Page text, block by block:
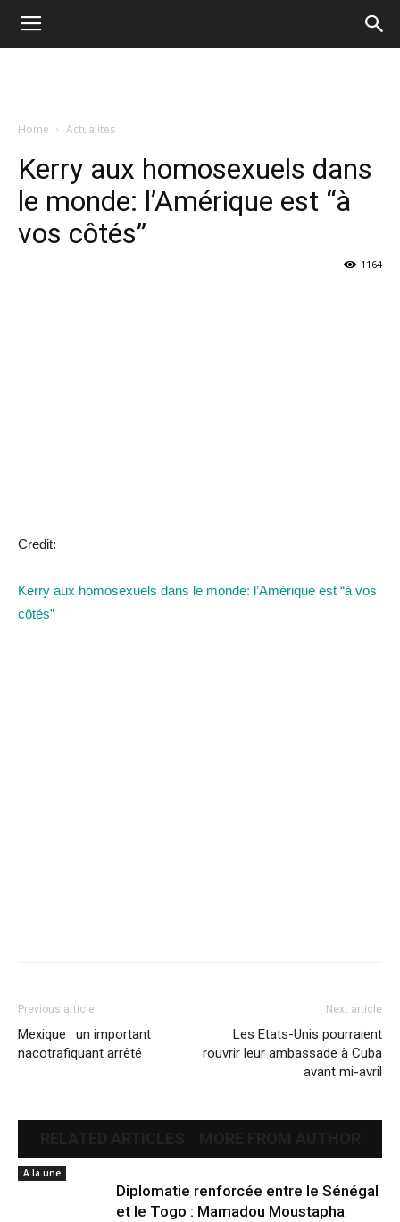
Home Actualites
Kerry aux homosexuels dans
le monde: l’Amérique est “à
vos côtés”
1164
Credit:
Kerry aux homosexuels dans le monde: l’Amérique est “à vos
côtés”
Previous article
Mexique : un important
nacotrafiquant arrêté
Next article
Les Etats-Unis pourraient
rouvrir leur ambassade à Cuba
avant mi-avril
A la une
Diplomatie renforcée entre le Sénégal
et le Togo : Mamadou Moustapha